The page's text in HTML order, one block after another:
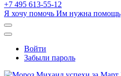
+7 495 613-55-12
Я хочу помочь Им нужна помощь
Открыть
поиск
Профиль
Войти
Забыли пароль